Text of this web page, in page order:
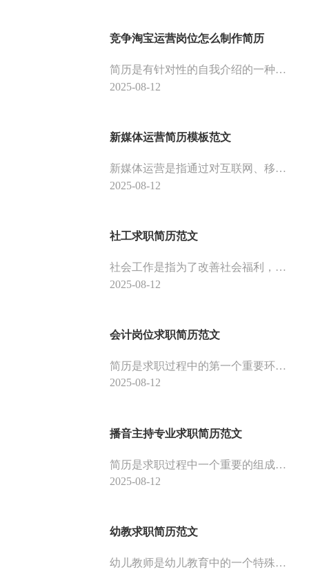
竞争淘宝运营岗位怎么制作简历
简历是有针对性的⾃我介绍的⼀种规范化、逻辑化的书⾯表达。对于应聘者来说，简历就是进入职场的门票。下面是竞争淘宝运营岗位的简历模板，供大家参考。
2025-08-12
新媒体运营简历模板范文
新媒体运营是指通过对互联网、移动互联网等信息技术的运用，通过网站、微信公众号、微博、抖音、快手等平台，对企业产品和服务进行宣传、推广，从而提高知名度，获得更多用户的一种新型营销模式。今天就来和大家分享一下，如何制作一份适合自己的新媒体运营简历。
2025-08-12
社工求职简历范文
社会工作是指为了改善社会福利，满足社会成员的需要，通过政府、社会团体、专业组织和个人的协作，以个人为对象，利用各种专业方法，发挥各种资源的作用，提高个人生活质量和群体福利水平，促进社会稳定和发展的一种专业工作。下面是社工岗位简历模板，供大家参考。
2025-08-12
会计岗位求职简历范文
简历是求职过程中的第一个重要环节，是求职者给招聘单位的第一印象，在求职过程中起着举足轻重的作用。而作为财务人员，要想让自己的简历在众多求职简历中脱颖而出，就需要学会制作一份具有个性化、针对性的简历。 下面是一份会计人员的个人简历，仅供大家参考。
2025-08-12
播音主持专业求职简历范文
简历是求职过程中一个重要的组成部分。简历是求职者的“脸面”，是用人单位了解求职者的“窗口”，一份优秀的简历能够给自己带来很多机会。主持人简历怎么制作，下面是播音主持专业的简历模板，供大家参考。
2025-08-12
幼教求职简历范文
幼儿教师是幼儿教育中的一个特殊职业，也是一个最能体现爱心和耐心的工作。幼儿教师是一群与孩子、家庭没有任何血缘关系，却为了共同的事业相互融合、相互帮助、相互理解的人。幼儿教师面对的是一群天真可爱的孩子，他们对人天真、好奇、好问、好探索。要想成为一名优秀的幼儿教师，除了要有扎实的专业知识外，还要有爱心、耐心和责任心，只有这样才能成为一名优秀的幼儿教师。下面是幼教求职简历范文，供大家参考。